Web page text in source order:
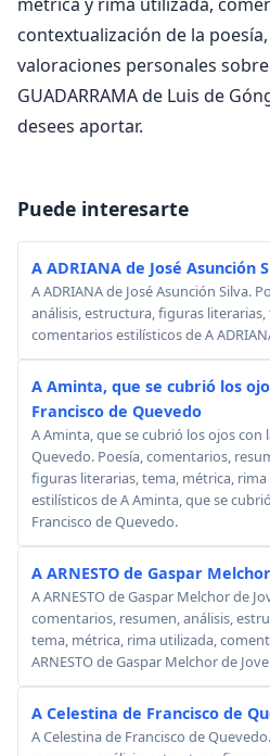
contextualización de la
valoraciones personales sobre
GUADARRAMA de Luis de
desees aportar.
Puede interesarte
A ADRIANA de José Asunción
A ADRIANA de José Asunción Silva.
análisis, estructura, figuras
comentarios estilísticos de A
A Aminta, que se cubrió los
Francisco de Quevedo
A Aminta, que se cubrió los ojos con
Quevedo. Poesía, comentarios,
figuras literarias, tema, métrica,
estilísticos de A Aminta, que se
Francisco de Quevedo.
A ARNESTO de Gaspar
A ARNESTO de Gaspar Melchor de
comentarios, resumen, análisis,
tema, métrica, rima utilizada,
ARNESTO de Gaspar Melchor de
A Celestina de Francisco de
A Celestina de Francisco de